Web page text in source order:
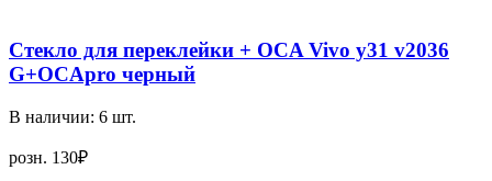
Стекло для переклейки + OCA Vivo y31 v2036
G+OCApro черный
В наличии: 6 шт.
розн. 130₽